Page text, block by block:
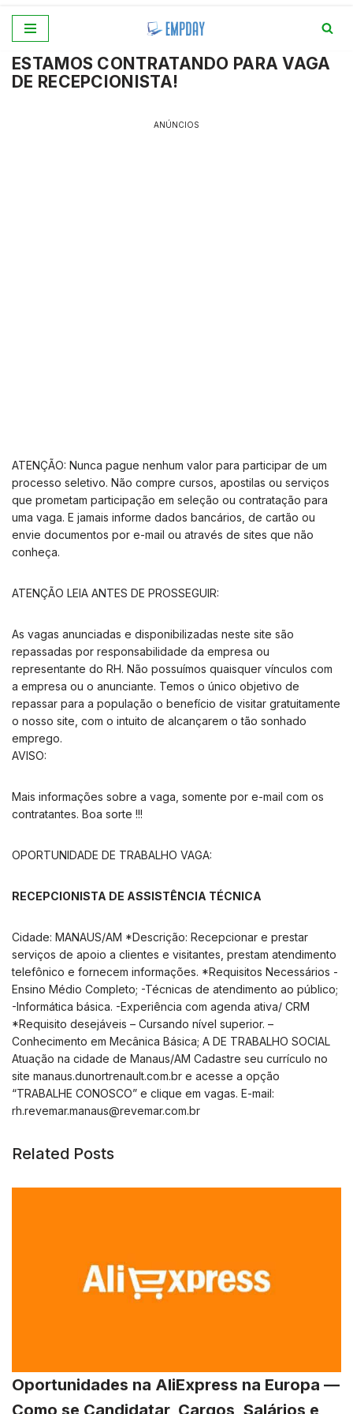
para
o
ESTAMOS CONTRATANDO PARA VAGA
DE RECEPCIONISTA!
ANÚNCIOS
ATENÇÃO: Nunca pague nenhum valor para participar de um
processo seletivo. Não compre cursos, apostilas ou serviços
que prometam participação em seleção ou contratação para
uma vaga. E jamais informe dados bancários, de cartão ou
envie documentos por e-mail ou através de sites que não
conheça.
ATENÇÃO LEIA ANTES DE PROSSEGUIR:
As vagas anunciadas e disponibilizadas neste site são
repassadas por responsabilidade da empresa ou
representante do RH. Não possuímos quaisquer vínculos com
a empresa ou o anunciante. Temos o único objetivo de
repassar para a população o benefício de visitar gratuitamente
o nosso site, com o intuito de alcançarem o tão sonhado
emprego.
AVISO:
Mais informações sobre a vaga, somente por e-mail com os
contratantes. Boa sorte !!!
OPORTUNIDADE DE TRABALHO VAGA:
RECEPCIONISTA DE ASSISTÊNCIA TÉCNICA
Cidade: MANAUS/AM *Descrição: Recepcionar e prestar
serviços de apoio a clientes e visitantes, prestam atendimento
telefônico e fornecem informações. *Requisitos Necessários -
Ensino Médio Completo; -Técnicas de atendimento ao público;
-Informática básica. -Experiência com agenda ativa/ CRM
*Requisito desejáveis – Cursando nível superior. –
Conhecimento em Mecânica Básica; A DE TRABALHO SOCIAL
Atuação na cidade de Manaus/AM Cadastre seu currículo no
site manaus.dunortrenault.com.br e acesse a opção
“TRABALHE CONOSCO” e clique em vagas. E-mail:
rh.revemar.manaus@revemar.com.br
Related Posts
Oportunidades na AliExpress na Europa —